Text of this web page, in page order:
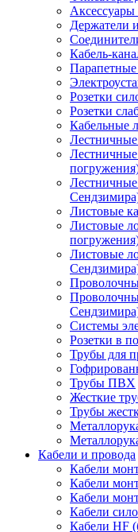
Держатели
Кабель-
Парапетные
Розетки
Розетки
Кабельные
Листовые
Листовые
Листовые
Системы
Розетки в
Трубы для
Трубы ПВХ
Жесткие
Трубы
Кабели и провода
Кабели
Кабели
Кабели
Кабели
Кабели HF